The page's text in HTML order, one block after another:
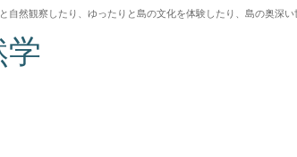
自然観察したり、ゆったりと島の文化を体験したり 、島の奥深
学